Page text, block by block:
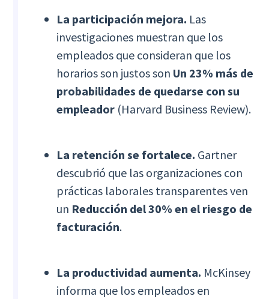
La participación mejora. Las
investigaciones muestran que los
empleados que consideran que los
horarios son justos son Un 23% más de
probabilidades de quedarse con su
empleador (Harvard Business Review).
La retención se fortalece. Gartner
descubrió que las organizaciones con
prácticas laborales transparentes ven
un Reducción del 30% en el riesgo de
facturación.
La productividad aumenta. McKinsey
informa que los empleados en